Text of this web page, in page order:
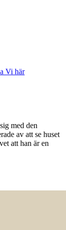
Vi här
med den
av att se huset
att han är en